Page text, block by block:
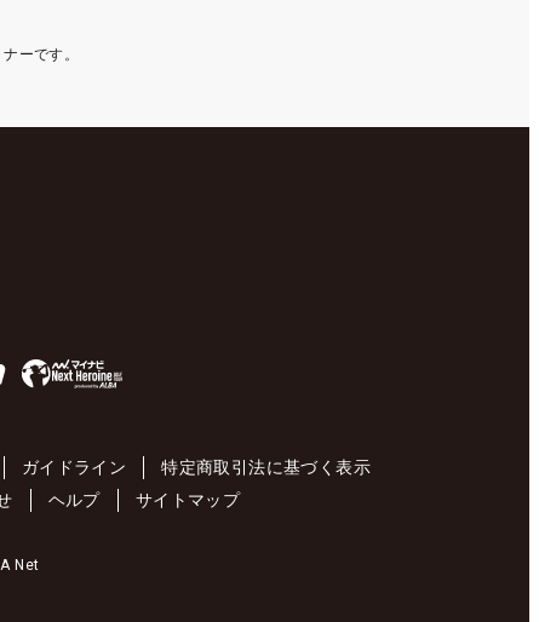
ーです。
ガイドライン
特定商取引法に基づく表示
ヘルプ サイトマップ
Net